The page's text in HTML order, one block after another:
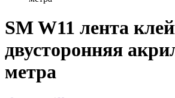
SM W11 лента
двусторонняя
метра